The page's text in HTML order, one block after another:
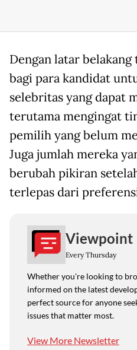
Dengan latar
bagi para kandidat
selebritas yang dapat
terutama mengingat
pemilih yang belum
Juga jumlah mereka
berubah pikiran
terlepas dari
Viewpoint
Every Thursday
Whether you're looking to
informed on the latest
perfect source for anyone
issues that matter most.
View More Newsletter